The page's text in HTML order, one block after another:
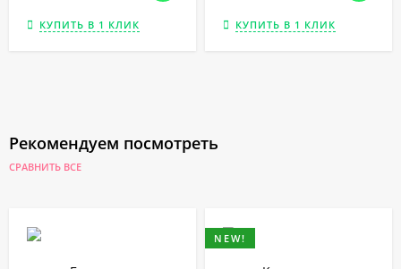
КУПИТЬ В 1 КЛИК КУПИТЬ В 1 КЛИК
Рекомендуем посмотреть
СРАВНИТЬ ВСЕ
NEW!